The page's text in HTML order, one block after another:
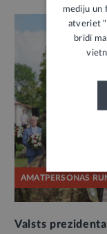
AMATPERSONAS
Valsts
mediju un
atveriet
brīdī